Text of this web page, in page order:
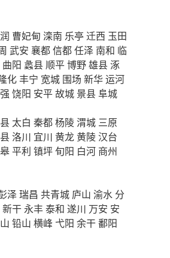
曹妃甸 滦南 乐亭 迁西 玉田
武安 襄都信都任泽 南和 临
曲阳 蠡县 顺平博野雄县涿
化丰宁 宽城 围场 新华运河
饶阳 安平故城 景县阜城
太白 秦都杨陵渭城 三原
洛川 宜川 黄龙黄陵汉台
平利 镇坪旬阳 白河 商州
泽瑞昌 共青城 庐山 渝水 分
新干 永丰泰和 遂川 万安 安
铅山 横峰 弋阳 余干鄱阳